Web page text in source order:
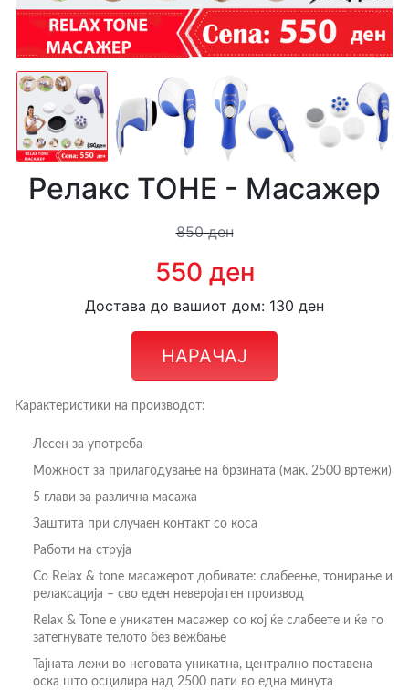
Релакс ТОНЕ - Масажер
850 ден
550 ден
Достава до вашиот дом: 130 ден
НАРАЧАЈ
Карактеристики на производот:
Лесен за употреба
Можност за прилагодување на брзината (мак. 2500 вртежи)
5 глави за различна масажа
Заштита при случаен контакт со коса
Работи на струја
Со Relax & tone масажерот добивате: слабеење, тонирање и
релаксација – сво еден неверојатен производ
Relax & Tone е уникатен масажер со кој ќе слабеете и ќе го
затегнувате телото без вежбање
Тајната лежи во неговата уникатна, централно поставена
оска што осцилира над 2500 пати во една минута